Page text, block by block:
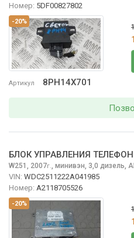
-20%
Артикул 8PH14X701
Номер: 5DF00827802
-20%
БЛОК УПРАВЛЕНИЯ
W251, 2007г. минивэн, 3,0 дизель,
VIN: WDC2511222A041985
Номер: A2118705526